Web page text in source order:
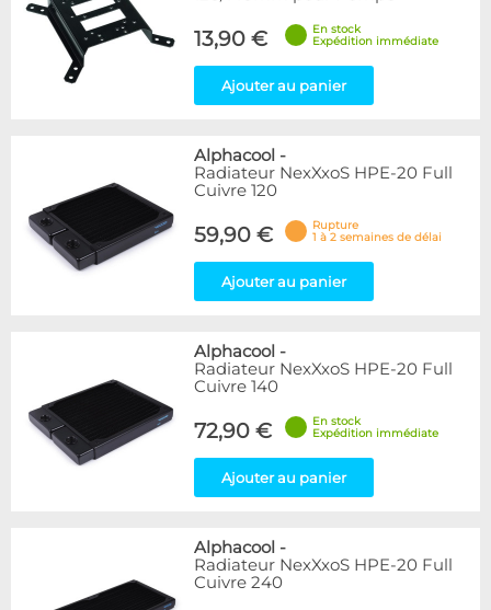
13,90 €
En stock
Expédition immédiate
Ajouter au panier
Alphacool -
Radiateur NexXxoS HPE-20 Full
Cuivre 120
59,90 €
Rupture
1 à 2 semaines de délai
Ajouter au panier
Alphacool -
Radiateur NexXxoS HPE-20 Full
Cuivre 140
72,90 €
En stock
Expédition immédiate
Ajouter au panier
Alphacool -
Radiateur NexXxoS HPE-20 Full
Cuivre 240